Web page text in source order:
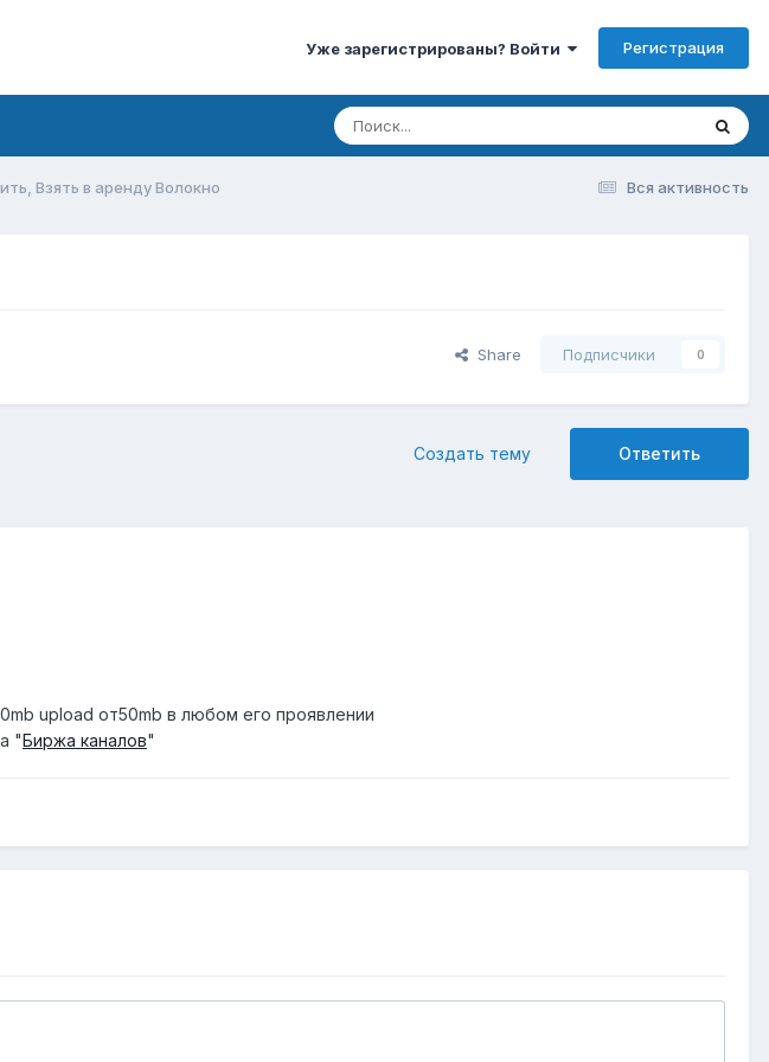
Уже зарегистрированы? Войти Регистрация
Вся активность
Взять в аренду Волокно
Share Подписчики 0
Ответить
Создать тему
upload от50mb в любом его проявлении
"Биржа каналов"